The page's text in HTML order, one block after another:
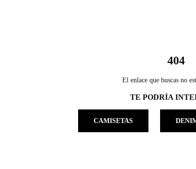
404
El enlace que buscas no
TE PODRÍA
CAMISETAS